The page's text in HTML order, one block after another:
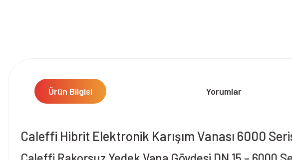
Ürün Bilgisi Yorumlar
Caleffi Hibrit Elektronik Karışım Vanası 6000